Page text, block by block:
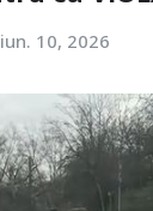
iun. 10, 2026